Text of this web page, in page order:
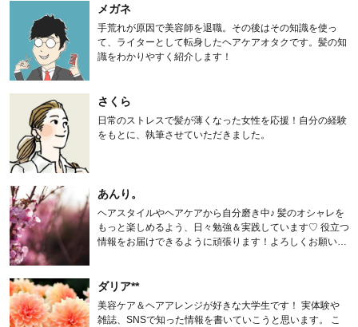
メガネ
手荒れが原因で美容師を退職。その後はその知識を使っ
て、ライターとして転身したヘアケアオタクです。髪の知
識をわかりやすく紹介します！
さくら
日常のストレスで髪が薄くなった女性を応援！自分の経験
をもとに、執筆させていただきました。
あんり。
ヘアスタイルやヘアケアから自分磨き中♪ 髪のオシャレを
もっと楽しめるよう、日々勉強＆実践しています♡ 役立つ
情報をお届けできるように頑張ります！よろしくお願いし
ダリア**
美容ケア＆ヘアアレンジが好きな大学生です！ 実体験や
雑誌、SNSで知った情報を書いていこうと思います。 こ